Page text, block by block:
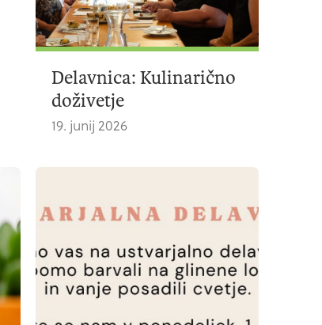
Delavnica: Kulinarično
doživetje
19. junij 2026